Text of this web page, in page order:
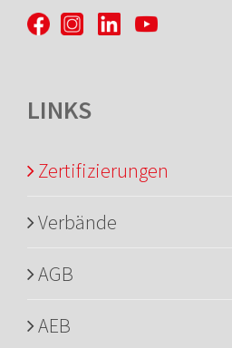
LINKS
Zertifizierungen
Verbände
AGB
AEB